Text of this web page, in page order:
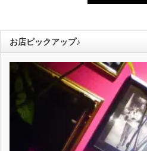
お店ピックアップ♪